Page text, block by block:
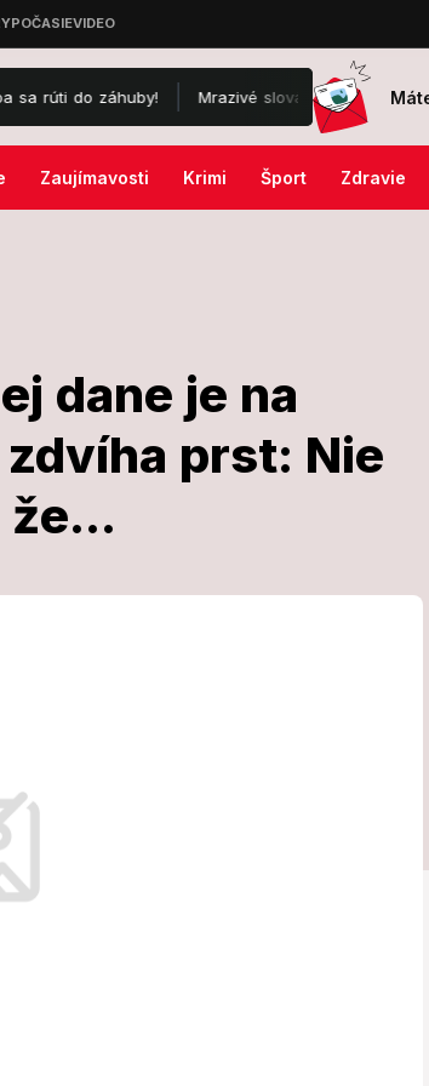
Mrazivé slová syna o stave ex-
Zaujímavosti Krimi Šport Zdravie
dane je na
prst: Nie
však